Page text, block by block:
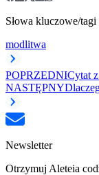
Słowa kluczowe/
modlitwa
POPRZEDNICytat
NASTĘPNY
Newsletter
Otrzymuj Aleteia